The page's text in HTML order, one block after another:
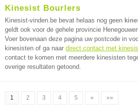
Kinesist Bourlers
Kinesist-vinden.be bevat helaas nog geen
geldt ook voor de gehele provincie
Voer bovenaan deze pagina uw postcode in
kinesisten of ga naar direct contact met
contact te komen met meerdere kinesisten
overige resultaten getoond.
1 2 3 4 5 » »»